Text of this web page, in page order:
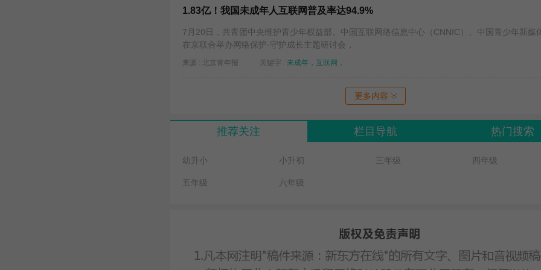
1.83亿！我国未成年人互联网普及率达94.9%
7月20日，共青团中央维护青少年权益部、中国互联网络信息中心（CNNIC）、中国青少年新媒
在京联合举办网络保护·守护成长主题研讨会，
来源 : 北京青年报 关键字 : 未成年，互联网，
更多内容
推荐关注 栏目导航 热门搜索
幼升小 小升初 三年级 四年级
五年级 六年级